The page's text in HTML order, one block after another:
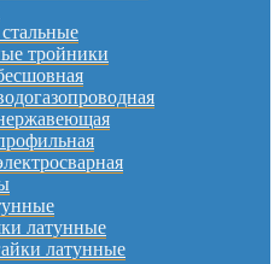
тройники
латунные
латунные